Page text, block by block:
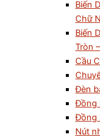
Biến
Chữ
Biến
Tròn
Cầu
Đèn
Đồng
Đồng
Nút